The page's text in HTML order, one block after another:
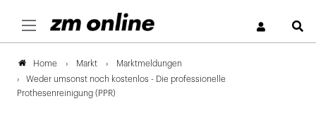
Home Markt
Marktmeldungen
Weder umsonst noch kostenlos - Die professionelle
Prothesenreinigung (PPR)